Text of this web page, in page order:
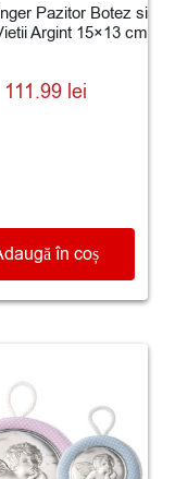
Pazitor Botez si
Argint 15×13 cm
111.99 lei
în coș